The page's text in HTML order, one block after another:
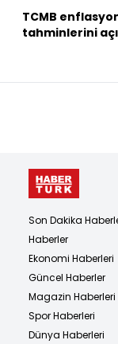
TCMB
tahminlerini
Son Dakika
Haberler
Ekonomi Haberleri
Güncel Haberler
Magazin Haberleri
Spor Haberleri
Dünya Haberleri